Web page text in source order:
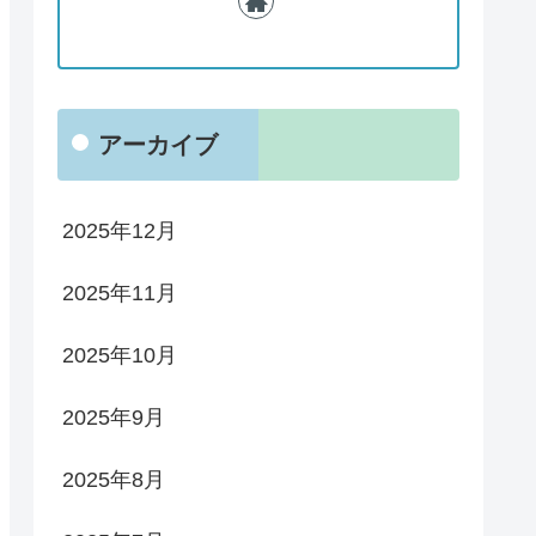
アーカイブ
2025年12月
2025年11月
2025年10月
2025年9月
2025年8月